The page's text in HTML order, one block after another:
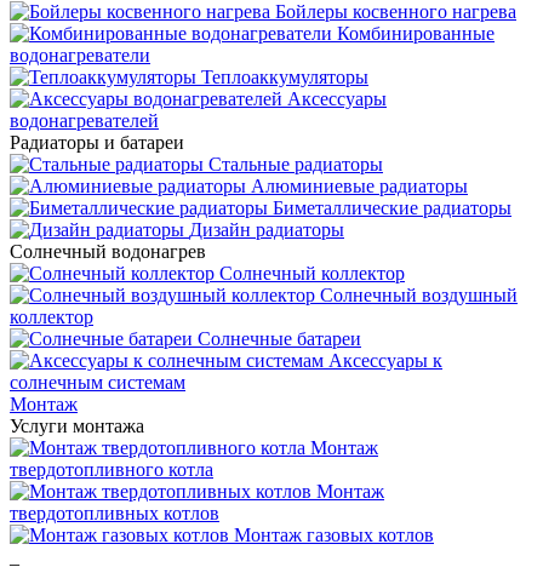
Бойлеры косвенного нагрева
Комбинированные
водонагреватели
Теплоаккумуляторы
Аксессуары
водонагревателей
Радиаторы и батареи
Стальные радиаторы
Алюминиевые радиаторы
Биметаллические радиаторы
Дизайн радиаторы
Солнечный водонагрев
Солнечный коллектор
Солнечный воздушный
коллектор
Солнечные батареи
Аксессуары к
солнечным системам
Монтаж
Услуги монтажа
Монтаж
твердотопливного котла
Монтаж
твердотопливных котлов
Монтаж газовых котлов